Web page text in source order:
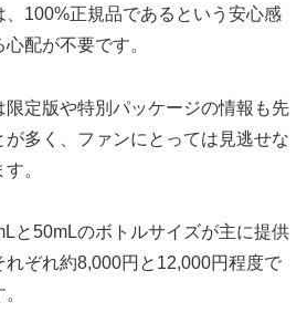
100%正規品であるという安心感
配が不要です。
定版や特別パッケージの情報も先
多く、ファンにとっては見逃せな
。
と50mLのボトルサイズが主に提供
れぞれ約8,000円と12,000円程度で